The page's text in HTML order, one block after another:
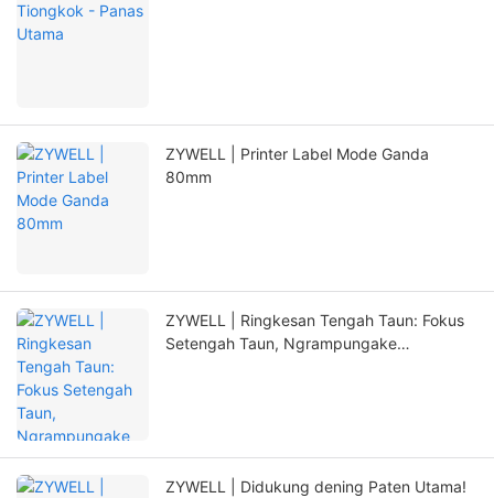
ZYWELL | Printer Label Mode Ganda
80mm
ZYWELL | Ringkesan Tengah Taun: Fokus
Setengah Taun, Ngrampungake
ZYWELL | Didukung dening Paten Utama!